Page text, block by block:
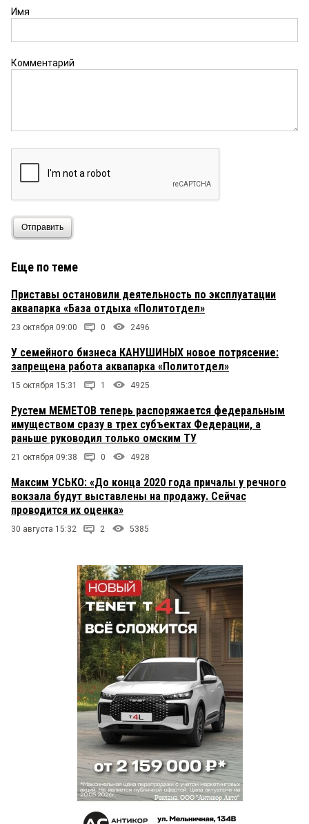
Имя
Комментарий
Отправить
Еще по теме
Приставы остановили деятельность по эксплуатации
аквапарка «База отдыха «Политотдел»
23 октября 09:00 0 2496
У семейного бизнеса КАНУШИНЫХ новое потрясение:
запрещена работа аквапарка «Политотдел»
15 октября 15:31 1 4925
Рустем МЕМЕТОВ теперь распоряжается федеральным
имуществом сразу в трех субъектах Федерации, а
раньше руководил только омским ТУ
21 октября 09:38 0 4928
Максим УСЬКО: «До конца 2020 года причалы у речного
вокзала будут выставлены на продажу. Сейчас
проводится их оценка»
30 августа 15:32 2 5385